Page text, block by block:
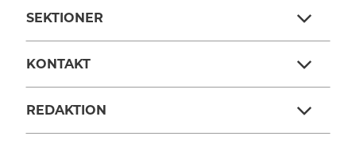
SEKTIONER
KONTAKT
REDAKTION